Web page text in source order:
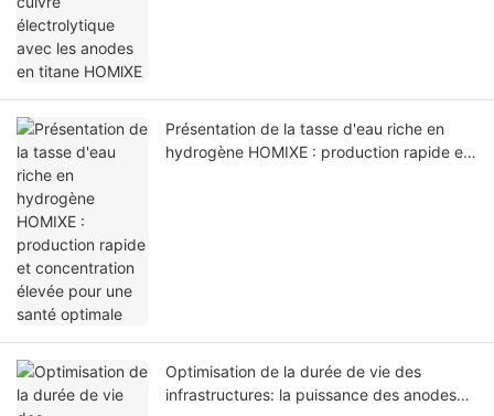
Présentation de la tasse d'eau riche en
hydrogène HOMIXE : production rapide et
Optimisation de la durée de vie des
infrastructures: la puissance des anodes